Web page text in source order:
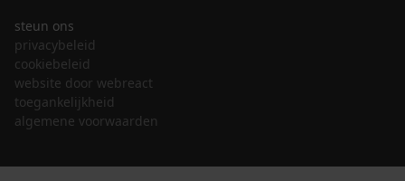
steun ons
privacybeleid
cookiebeleid
website door webreact
toegankelijkheid
algemene voorwaarden